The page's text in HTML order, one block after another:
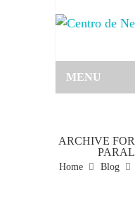
MENU
ARCHIVE
Home Blog